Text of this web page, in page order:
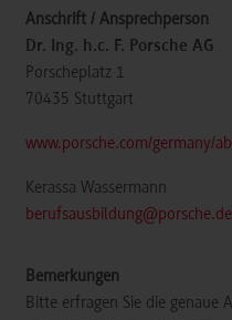
Dr. Ing. h.c. F. Porsche AG
Porscheplatz 1
70435 Stuttgart
www.porsche.com/germany/
Kerassa Wassermann
berufsausbildung@porsche.de
Bitte erfragen Sie die genaue